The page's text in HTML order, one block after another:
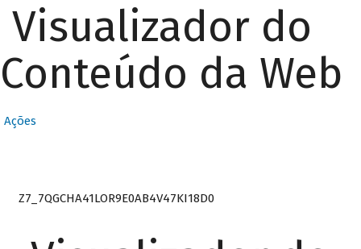
Visualizador do
Conteúdo da Web
Ações
Z7_7QGCHA41LOR9E0AB4V47KI18D0